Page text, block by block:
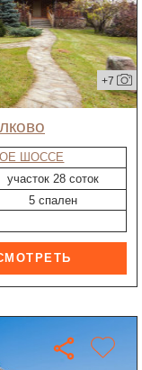
+7
ШОССЕ
участок 28 соток
5 спален